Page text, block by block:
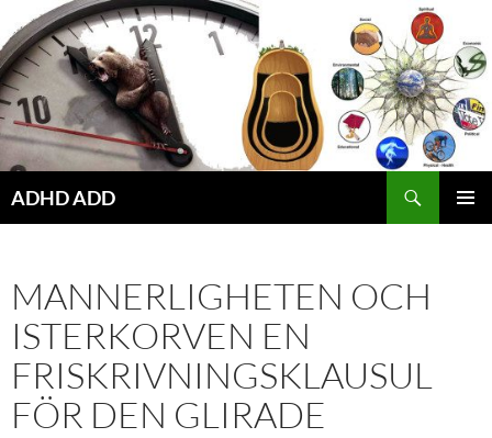
Hoppa
till
innehåll
ADHD ADD
MANNERLIGHETEN OCH
ISTERKORVEN EN
FRISKRIVNINGSKLAUSUL
FÖR DEN GLIRADE